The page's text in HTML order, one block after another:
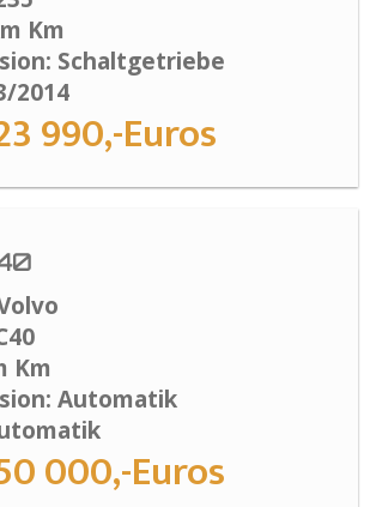
Km
Schaltgetriebe
2014
990,-Euros
Km
Automatik
000,-Euros